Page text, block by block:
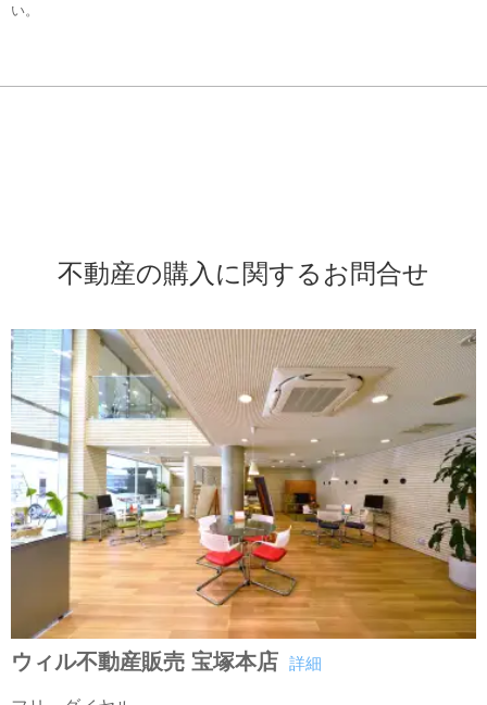
い。
不動産の購入に関するお問合せ
ウィル不動産販売 宝塚本店 詳細